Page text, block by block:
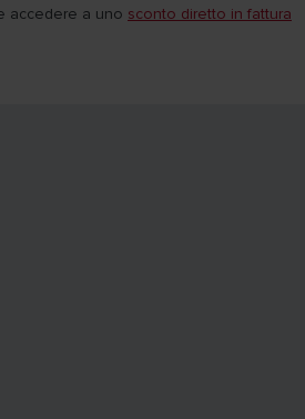
accedere a uno sconto diretto in fattura